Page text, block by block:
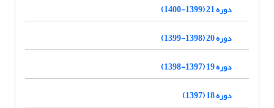
دوره 21 (1399-1400)
دوره 20 (1398-1399)
دوره 19 (1397-1398)
دوره 18 (1397)